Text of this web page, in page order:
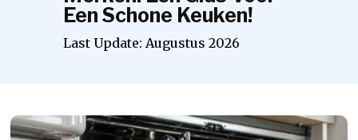
Een Schone Keuken!
Last Update: Augustus 2026